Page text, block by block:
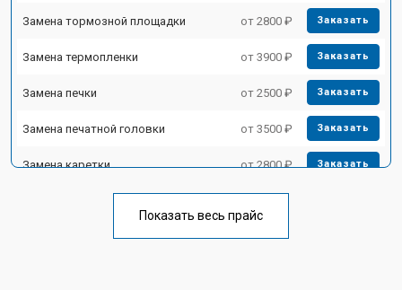
Замена тормозной площадки от 2800 ₽ Заказать
Замена термопленки от 3900 ₽ Заказать
Замена печки от 2500 ₽ Заказать
Замена печатной головки от 3500 ₽ Заказать
Замена каретки от 2800 ₽ Заказать
Замена блока питания от 2500 ₽
Показать весь прайс